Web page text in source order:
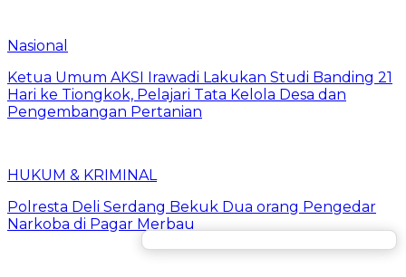
Nasional
Ketua Umum AKSI Irawadi Lakukan Studi Banding 21
Hari ke Tiongkok, Pelajari Tata Kelola Desa dan
Pengembangan Pertanian
HUKUM & KRIMINAL
Polresta Deli Serdang Bekuk Dua orang Pengedar
Narkoba di Pagar Merbau